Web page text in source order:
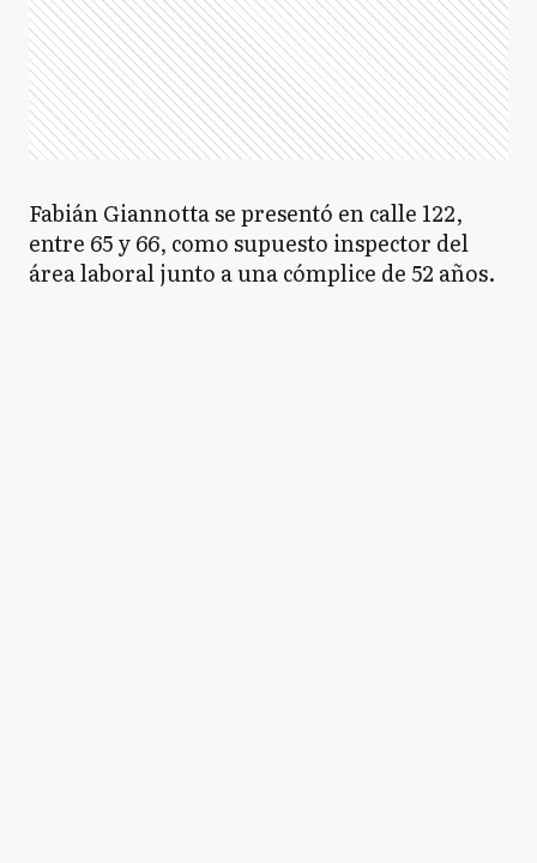
Fabián Giannotta se presentó en calle 122,
entre 65 y 66, como supuesto inspector del
área laboral junto a una cómplice de 52 años.